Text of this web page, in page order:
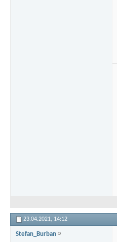
23.04.2021, 14:12
Stefan_Burban